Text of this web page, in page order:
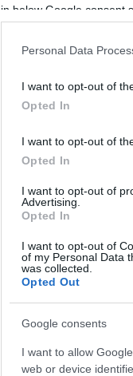
in below Google consent
Personal Data
I want to opt-out of
Opted In
I want to opt-out of
Opted In
I want to opt-out of
Advertising.
Opted In
I want to opt-out of
of my Personal Data
was collected.
Opted Out
Google consents
I want to allow
web or device